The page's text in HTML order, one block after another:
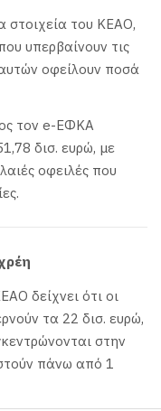
στοιχεία του ΚΕΑΟ,
υπερβαίνουν τις
οφείλουν ποσά
τον e-ΕΦΚΑ
δισ. ευρώ, με
οφειλές που
δείχνει ότι οι
τα 22 δισ. ευρώ,
στην
πάνω από 1